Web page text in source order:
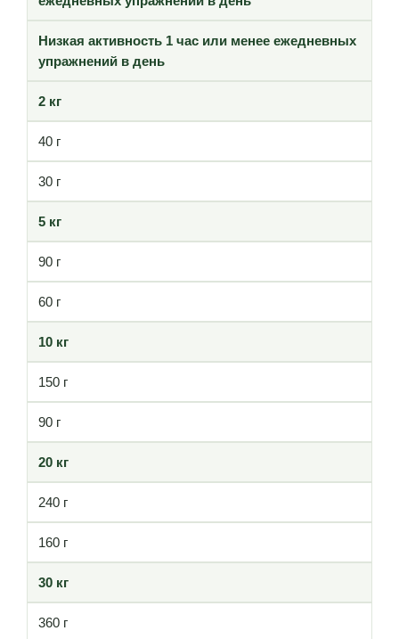
Низкая активность 1 час или менее ежедневных
упражнений в день
2 кг
40 г
30 г
5 кг
90 г
60 г
10 кг
150 г
90 г
20 кг
240 г
160 г
30 кг
360 г